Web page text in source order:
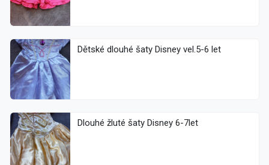
Dětské dlouhé šaty Disney vel.5-6 let
Dlouhé žluté šaty Disney 6-7let